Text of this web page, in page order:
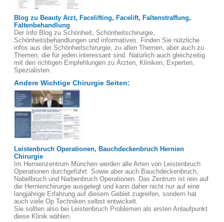
Blog zu Beauty Arzt, Facelifting, Facelift, Faltenstraffung,
Faltenbehandlung
Der Info Blog zu Schönheit, Schönheitschirurgie,
Schönheitsbehandlungen und informatives. Finden Sie nützliche
infos aus der Schönheitschirurgie, zu allen Themen, aber auch zu
Themen, die für jeden interessant sind. Natürlich auch gleichzeitig
mit den richtigen Empfehlungen zu Ärzten, Kliniken, Experten,
Spezialisten.
Andere Wichtige Chirurgie Seiten:
Leistenbruch Operationen, Bauchdeckenbruch Hernien
Chirurgie
Im Hernienzentrum München werden alle Arten von Leistenbruch
Operationen durchgeführt. Sowie aber auch Bauchdeckenbruch,
Nabelbruch und Narbenbruch Operationen. Das Zentrum ist rein auf
die Hernienchirurgie ausgelegt und kann daher nicht nur auf eine
langjährige Erfahrung auf diesem Gebiet zugreifen, sondern hat
auch viele Op Techniken selbst entwickelt.
Sie sollten also bei Leistenbruch Problemen als ersten Anlaufpunkt
diese Klinik wählen.